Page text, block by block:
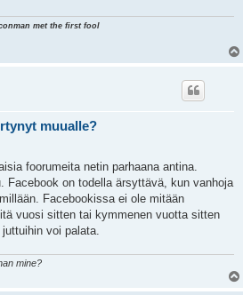
met the first fool
muualle?
foorumeita netin parhaana antina.
Facebook on todella ärsyttävä, kun vanhoja
Facebookissa ei ole mitään
vuosi sitten tai kymmenen vuotta sitten
voi palata.
mine?